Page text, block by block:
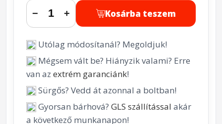
− + Kosárba teszem
Utólag módosítanál? Megoldjuk!
Mégsem vált be? Hiányzik valami? Erre
van az extrém garanciánk!
Sürgős? Vedd át azonnal a boltban!
Gyorsan bárhová? GLS szállítással akár
a következő munkanapon!